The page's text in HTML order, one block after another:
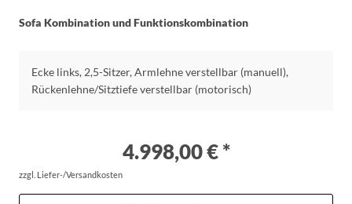
Sofa Kombination und Funktionskombination
Ecke links, 2,5-Sitzer, Armlehne verstellbar (manuell),
Rückenlehne/Sitztiefe verstellbar (motorisch)
4.998,00 € *
zzgl. Liefer-/Versandkosten